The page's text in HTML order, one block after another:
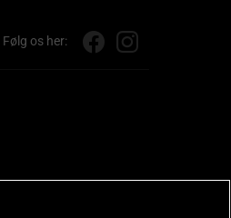
Følg os her: